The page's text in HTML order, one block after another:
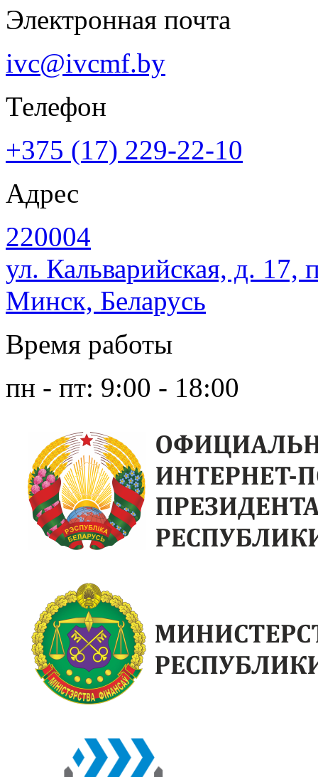
Электронная почта
ivc@ivcmf.by
Телефон
+375 (17) 229-22-10
Адрес
220004
ул. Кальварийская, д.
Минск, Беларусь
Время работы
пн - пт: 9:00 - 18:00